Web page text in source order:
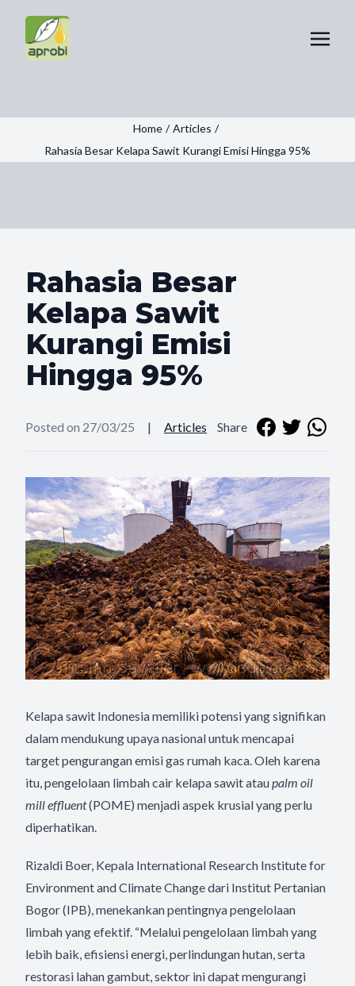
Home / Articles /
Rahasia Besar Kelapa Sawit Kurangi Emisi Hingga 95%
Rahasia Besar
Kelapa Sawit
Kurangi Emisi
Hingga 95%
Posted on 27/03/25 | Articles Share
Kelapa sawit Indonesia memiliki potensi yang signifikan
dalam mendukung upaya nasional untuk mencapai
target pengurangan emisi gas rumah kaca. Oleh karena
itu, pengelolaan limbah cair kelapa sawit ataupalm oil
mill effluent(POME) menjadi aspek krusial yang perlu
diperhatikan.
Rizaldi Boer, Kepala International Research Institute for
Environment and Climate Change dari Institut Pertanian
Bogor (IPB), menekankan pentingnya pengelolaan
limbah yang efektif. “Melalui pengelolaan limbah yang
lebih baik, efisiensi energi, perlindungan hutan, serta
restorasi lahan gambut, sektor ini dapat mengurangi